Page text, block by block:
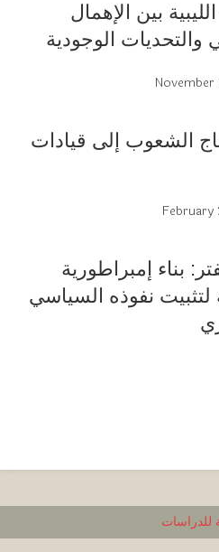
بين الإهمال
والتحديات الوجودية
الشعوب إلى قيادات
بناء إمبراطورية
لتثبيت نفوذه السياسي
للدراسات